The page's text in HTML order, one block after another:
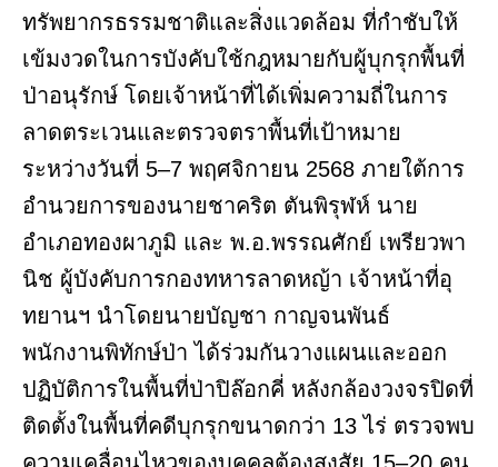
ทรัพยากรธรรมชาติและสิ่งแวดล้อม ที่กำชับให้
เข้มงวดในการบังคับใช้กฎหมายกับผู้บุกรุกพื้นที่
ป่าอนุรักษ์ โดยเจ้าหน้าที่ได้เพิ่มความถี่ในการ
ลาดตระเวนและตรวจตราพื้นที่เป้าหมาย
ระหว่างวันที่ 5–7 พฤศจิกายน 2568 ภายใต้การ
อำนวยการของนายชาคริต ตันพิรุฬห์ นาย
อำเภอทองผาภูมิ และ พ.อ.พรรณศักย์ เพรียวพา
นิช ผู้บังคับการกองทหารลาดหญ้า เจ้าหน้าที่อุ
ทยานฯ นำโดยนายบัญชา กาญจนพันธ์
พนักงานพิทักษ์ป่า ได้ร่วมกันวางแผนและออก
ปฏิบัติการในพื้นที่ป่าปิล๊อกคี่ หลังกล้องวงจรปิดที่
ติดตั้งในพื้นที่คดีบุกรุกขนาดกว่า 13 ไร่ ตรวจพบ